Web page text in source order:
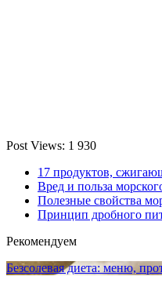
Post Views: 1 930
17 продуктов,
Вред и польза
Полезные свойства
Принцип дробного
Рекомендуем
Безсолевая диета: меню,